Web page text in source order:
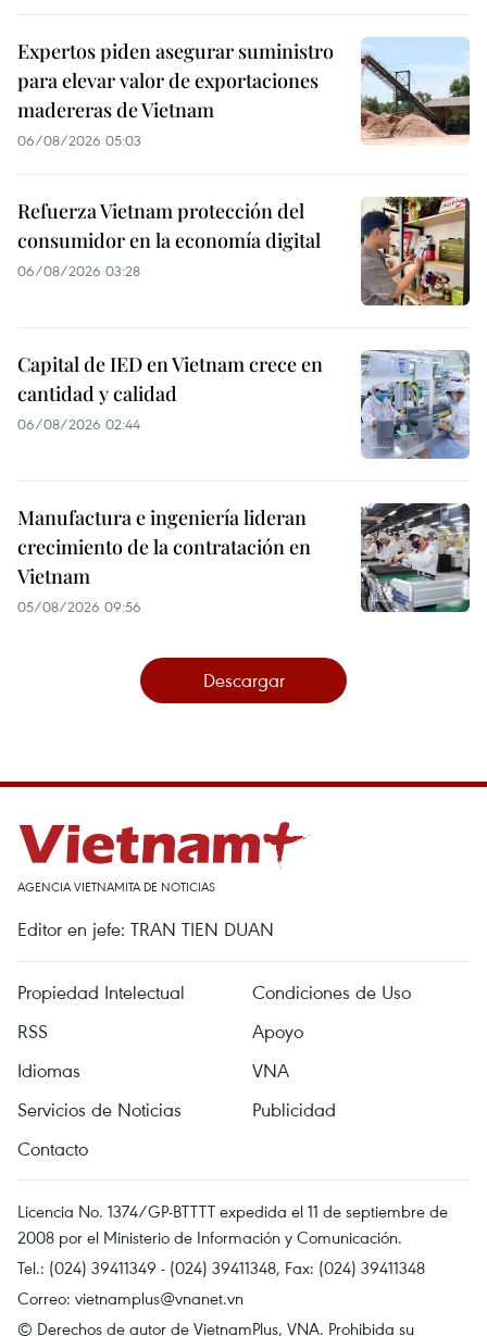
Expertos piden asegurar suministro
para elevar valor de exportaciones
madereras de Vietnam
06/08/2026 05:03
Refuerza Vietnam protección del
consumidor en la economía digital
06/08/2026 03:28
Capital de IED en Vietnam crece en
cantidad y calidad
06/08/2026 02:44
Manufactura e ingeniería lideran
crecimiento de la contratación en
Vietnam
05/08/2026 09:56
Descargar
AGENCIA VIETNAMITA DE NOTICIAS
Editor en jefe: TRAN TIEN DUAN
Propiedad Intelectual
Condiciones de Uso
RSS
Apoyo
Idiomas
VNA
Servicios de Noticias
Publicidad
Contacto
Licencia No. 1374/GP-BTTTT expedida el 11 de septiembre de
2008 por el Ministerio de Información y Comunicación.
Tel.: (024) 39411349 - (024) 39411348, Fax: (024) 39411348
Correo: vietnamplus@vnanet.vn
© Derechos de autor de VietnamPlus, VNA. Prohibida su